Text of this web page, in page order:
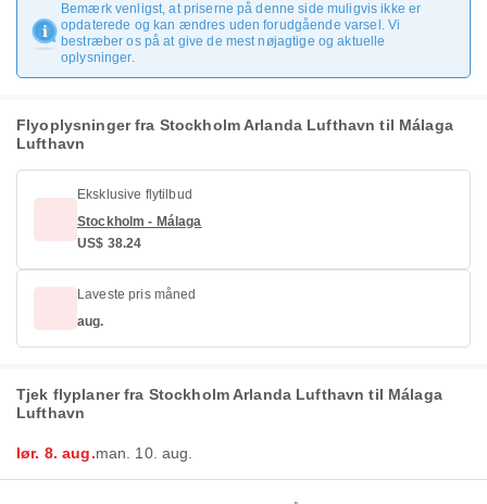
Bemærk venligst, at priserne på denne side muligvis ikke er
opdaterede og kan ændres uden forudgående varsel. Vi
bestræber os på at give de mest nøjagtige og aktuelle
oplysninger.
Flyoplysninger fra Stockholm Arlanda Lufthavn til Málaga
Lufthavn
Eksklusive flytilbud
Stockholm - Málaga
US$ 38.24
Laveste pris måned
aug.
Tjek flyplaner fra Stockholm Arlanda Lufthavn til Málaga
Lufthavn
lør. 8. aug.man. 10. aug.